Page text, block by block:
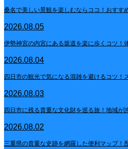
桑名で美しい景観を楽しむならココ！おすす
2026.08.05
伊勢神宮の内宮にある坂道を楽に歩くコツ！
2026.08.04
四日市の観光で気になる混雑を避けるコツ！
2026.08.03
四日市に残る貴重な文化財を巡る旅！地域が
2026.08.02
三重県の貴重な史跡を網羅した便利マップ！